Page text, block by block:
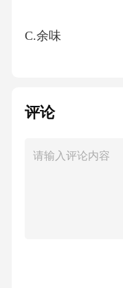
C.余味
测“填充值”的主
A.评估香气持久性
D.判断颜色均匀
评论